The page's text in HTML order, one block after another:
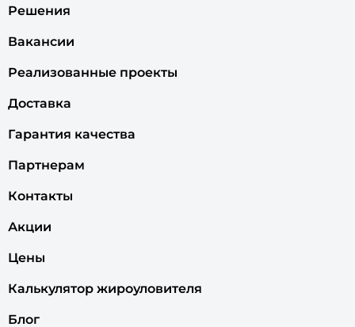
Решения
Вакансии
Реализованные проекты
Доставка
Гарантия качества
Партнерам
Контакты
Акции
Цены
Калькулятор жироуловителя
Блог